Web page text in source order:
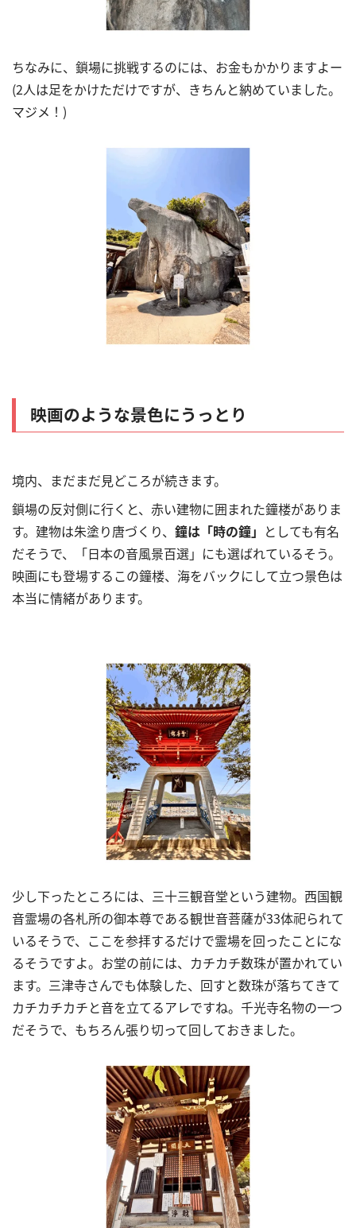
ちなみに、鎖場に挑戦するのには、お金もかかりますよー
(2人は足をかけただけですが、きちんと納めていました。
マジメ！ )
映画のような景色にうっとり
境内、まだまだ見どころが続きます。
鎖場の反対側に行くと、赤い建物に囲まれた鐘楼がありま
す。建物は朱塗り唐づくり、 鐘は「時の鐘」 としても有名
だそうで、「日本の音風景百選」にも選ばれているそう。
映画にも登場するこの鐘楼、海をバックにして立つ景色は
本当に情緒があります。
少し下ったところには、三十三観音堂という建物。西国観
音霊場の各札所の御本尊である観世音菩薩が33体祀られて
いるそうで、ここを参拝するだけで霊場を回ったことにな
るそうですよ。お堂の前には、カチカチ数珠が置かれてい
ます。三津寺さんでも体験した、回すと数珠が落ちてきて
カチカチカチと音を立てるアレですね。千光寺名物の一つ
だそうで、もちろん張り切って回しておきました。